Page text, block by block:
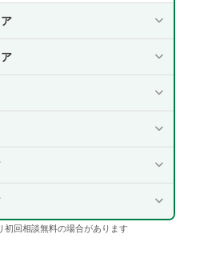
解約や車の名義変更について
登記の無料相談をしたいとき
般や相続争いの解決について
いとき
料相談をするときの5つのコツ
や事実関係を明確にしておく
相談する
るメモや、戸籍謄本・財産目
持参する
回相談無料の場合があります